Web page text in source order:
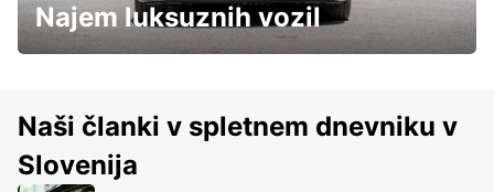
Najem luksuznih vozil
Naši članki v spletnem dnevniku v
Slovenija